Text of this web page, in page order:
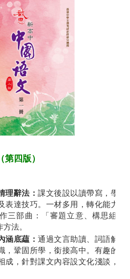
第四版）
理辭法： 課文後設以讀帶寫，學習
表達技巧。一材多用，轉化能力。
三部曲：「審題立意、構思組織
法。
涵底藴： 通過文言助讀、詞語解釋
，鞏固所學，銜接高中。有趣的文
成，針對課文內容設文化淺談，反